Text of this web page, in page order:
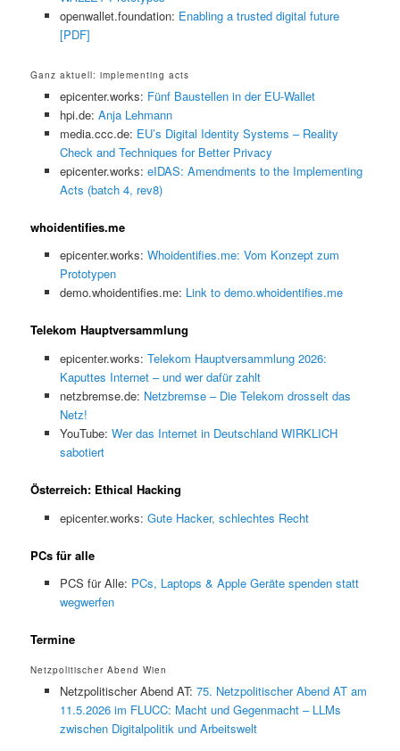
openwallet.foundation: Enabling a trusted digital future
[PDF]
Ganz aktuell: implementing acts
epicenter.works: Fünf Baustellen in der EU-Wallet
hpi.de: Anja Lehmann
media.ccc.de: EU’s Digital Identity Systems – Reality
Check and Techniques for Better Privacy
epicenter.works: eIDAS: Amendments to the Implementing
Acts (batch 4, rev8)
whoidentifies.me
epicenter.works: Whoidentifies.me: Vom Konzept zum
Prototypen
demo.whoidentifies.me: Link to demo.whoidentifies.me
Telekom Hauptversammlung
epicenter.works: Telekom Hauptversammlung 2026:
Kaputtes Internet – und wer dafür zahlt
netzbremse.de: Netzbremse – Die Telekom drosselt das
Netz!
YouTube: Wer das Internet in Deutschland WIRKLICH
sabotiert
Österreich: Ethical Hacking
epicenter.works: Gute Hacker, schlechtes Recht
PCs für alle
PCS für Alle: PCs, Laptops & Apple Geräte spenden statt
wegwerfen
Termine
Netzpolitischer Abend Wien
Netzpolitischer Abend AT: 75. Netzpolitischer Abend AT am
11.5.2026 im FLUCC: Macht und Gegenmacht – LLMs
zwischen Digitalpolitik und Arbeitswelt